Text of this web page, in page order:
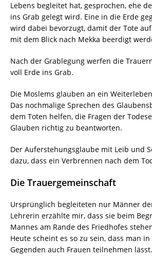
Lebens begleitet hat, gesprochen, ehe
ins Grab gelegt wird. Eine in die Erde
wird dabei bevorzugt, damit der Tote
mit dem Blick nach Mekka beerdigt
Nach der Grablegung werfen die
voll Erde ins Grab.
Die Moslems glauben an ein
Das nochmalige Sprechen des
dem Toten helfen, die Fragen der
Glauben richtig zu beantworten.
Der Auferstehungsglaube mit Leib und
dazu, dass ein Verbrennen nach dem
Die Trauergemeinschaft
Ursprünglich begleiteten nur Männer
Lehrerin erzählte mir, dass sie beim
Mannes am Rande des Friedhofes
Heute scheint es so zu sein, dass man
Gegenden auch Frauen teilnehmen lässt.